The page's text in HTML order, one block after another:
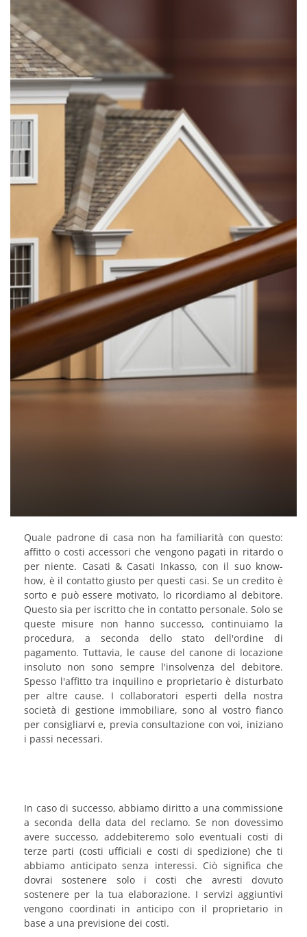
Quale padrone di casa non ha familiarità con questo:
affitto o costi accessori che vengono pagati in ritardo o
per niente. Casati & Casati Inkasso, con il suo know-
how, è il contatto giusto per questi casi. Se un credito è
sorto e può essere motivato, lo ricordiamo al debitore.
Questo sia per iscritto che in contatto personale. Solo se
queste misure non hanno successo, continuiamo la
procedura, a seconda dello stato dell'ordine di
pagamento. Tuttavia, le cause del canone di locazione
insoluto non sono sempre l'insolvenza del debitore.
Spesso l'affitto tra inquilino e proprietario è disturbato
per altre cause. I collaboratori esperti della nostra
società di gestione immobiliare, sono al vostro fianco
per consigliarvi e, previa consultazione con voi, iniziano
i passi necessari.
In caso di successo, abbiamo diritto a una commissione
a seconda della data del reclamo. Se non dovessimo
avere successo, addebiteremo solo eventuali costi di
terze parti (costi ufficiali e costi di spedizione) che ti
abbiamo anticipato senza interessi. Ciò significa che
dovrai sostenere solo i costi che avresti dovuto
sostenere per la tua elaborazione. I servizi aggiuntivi
vengono coordinati in anticipo con il proprietario in
base a una previsione dei costi.